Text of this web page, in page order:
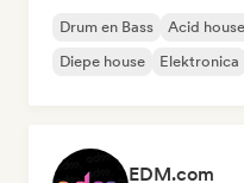
Drum en Bass Acid house
Diepe house
Elektronica
EDM.com